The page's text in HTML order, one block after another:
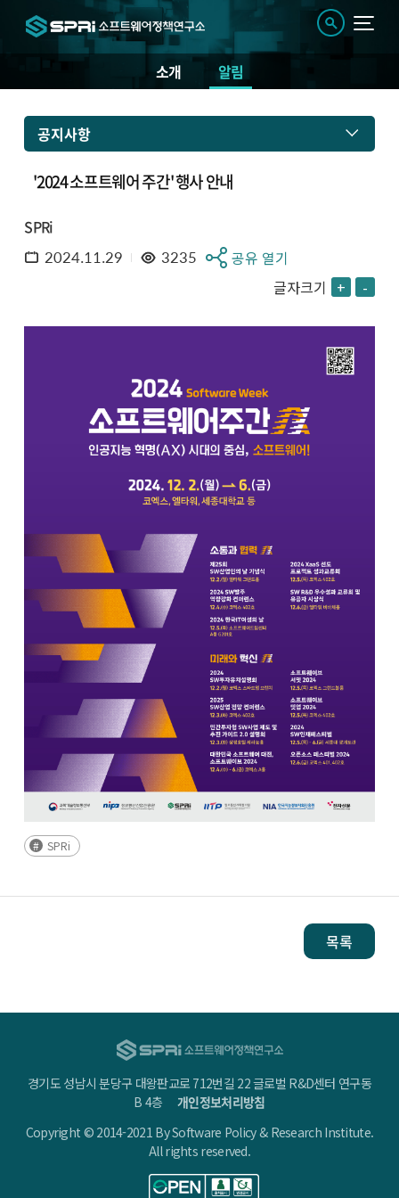
소개 알림
공지사항
'2024 소프트웨어 주간' 행사 안내
SPRi
2024.11.29 3235
공유 열기
글자크기 + -
SPRi
목록
경기도 성남시 분당구 대왕판교로 712번길 22 글로벌 R&D센터 연구동
B 4층개인정보처리방침
Copyright © 2014-2021 By Software Policy & Research Institute.
All rights reserved.